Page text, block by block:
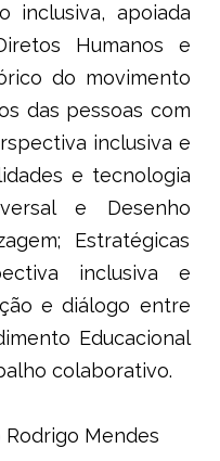
inclusiva, apoiada
Humanos e
do movimento
das pessoas com
inclusiva e
e tecnologia
e Desenho
Estratégicas
inclusiva e
e diálogo entre
Educacional
colaborativo.
Mendes